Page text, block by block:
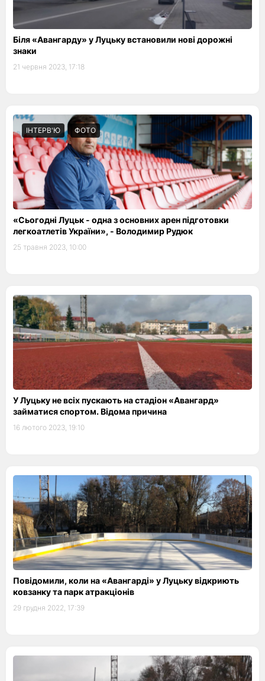
Біля «Авангарду» у Луцьку встановили нові дорожні
знаки
21 червня 2023, 17:18
ІНТЕРВ'Ю ФОТО
«Сьогодні Луцьк - одна з основних арен підготовки
легкоатлетів України», - Володимир Рудюк
25 травня 2023, 10:00
У Луцьку не всіх пускають на стадіон «Авангард»
займатися спортом. Відома причина
16 лютого 2023, 19:10
Повідомили, коли на «Авангарді» у Луцьку відкриють
ковзанку та парк атракціонів
29 грудня 2022, 17:39